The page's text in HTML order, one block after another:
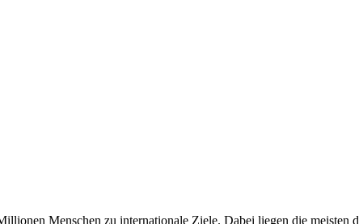
Menschen zu internationale Ziele. Dabei liegen die meisten